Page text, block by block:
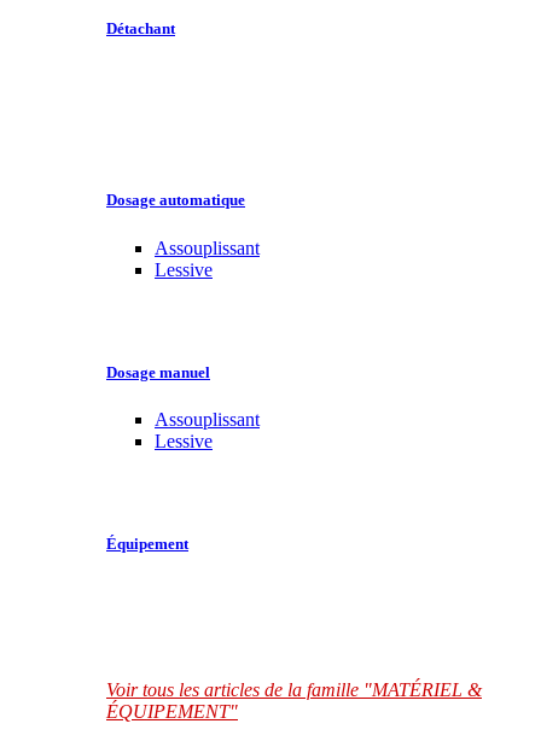
Détachant
Dosage automatique
Assouplissant
Lessive
Dosage manuel
Assouplissant
Lessive
Équipement
Voir tous les articles de la famille "MATÉRIEL &
ÉQUIPEMENT"